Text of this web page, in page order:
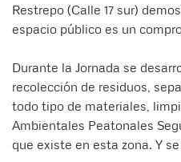
Restrepo (Calle 17 sur)
espacio público es un
Durante la Jornada se
recolección de residuos,
todo tipo de materiales,
Ambientales Peatonales
que existe en esta zona. Y